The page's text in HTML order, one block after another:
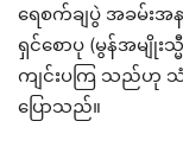
ရေစက်ချပွဲ အခမ်းအ
ရှင်စောပု (မွန်အမျိုးသ္
ကျင်းပကြ သည်ဟု
ပြောသည်။